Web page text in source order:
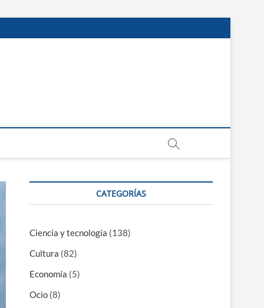
CATEGORÍAS
Ciencia y tecnología (138)
Cultura (82)
Economía (5)
Ocio (8)